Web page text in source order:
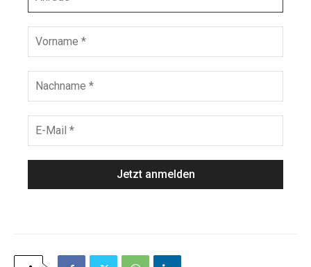
r
e
e
r
n
m
c
h
a
M
a
l